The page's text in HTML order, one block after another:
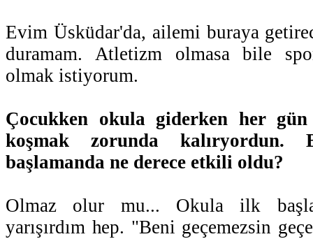
Evim Üsküdar'da, ailemi buraya
duramam. Atletizm olmasa bile
olmak istiyorum.
Çocukken okula giderken her
koşmak zorunda kalıryordun.
başlamanda ne derece etkili oldu?
Olmaz olur mu... Okula ilk
yarışırdım hep. "Beni geçemezsin